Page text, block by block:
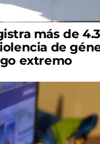
más de
de
extremo